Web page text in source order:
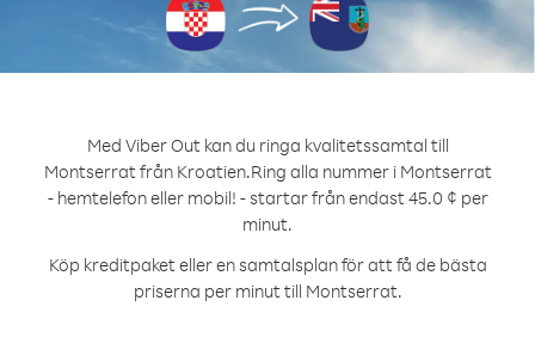
Med Viber Out kan du ringa kvalitetssamtal till
Montserrat från Kroatien.Ring alla nummer i Montserrat
- hemtelefon eller mobil! - startar från endast 45.0 ¢ per
minut.
Köp kreditpaket eller en samtalsplan för att få de bästa
priserna per minut till Montserrat.